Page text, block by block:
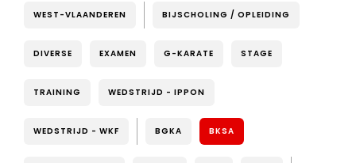
WEST-VLAANDEREN BIJSCHOLING / OPLEIDING
DIVERSE EXAMEN G-KARATE STAGE
TRAINING WEDSTRIJD - IPPON
WEDSTRIJD - WKF BGKA BKSA